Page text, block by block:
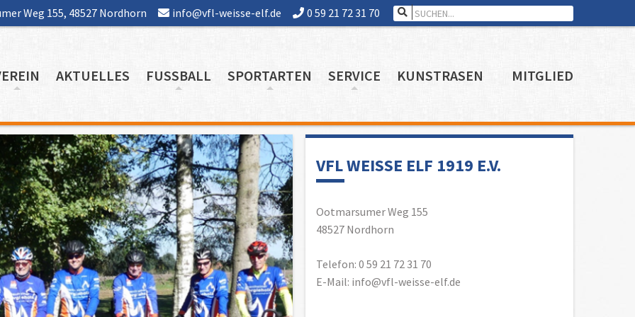
Weg 155, 48527 Nordhorn info@vfl-weisse-elf.de 0 59 21 72 31 70 Search for:
AKTUELLES FUSSBALL SPORTARTEN SERVICE KUNSTRASEN MITGLIED
VFL WEISSE ELF 1919 E.V.
Ootmarsumer Weg 155
48527 Nordhorn
Telefon: 0 59 21 72 31 70
E-Mail: info@vfl-weisse-elf.de